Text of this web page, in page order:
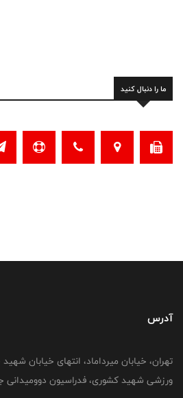
ما را دنبال کنید
آدرس
تهران، خیابان میرداماد، انتهای خیابان
ورزشی شهید کشوری، فدراسیون دوومیدانی